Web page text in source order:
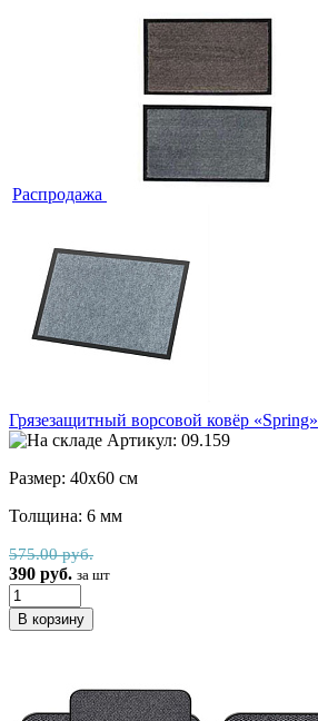
Распродажа
Грязезащитный ворсовой ковёр «Spring»
Артикул: 09.159
Размер: 40х60 см
Толщина: 6 мм
575.00 руб.
390 руб. за шт